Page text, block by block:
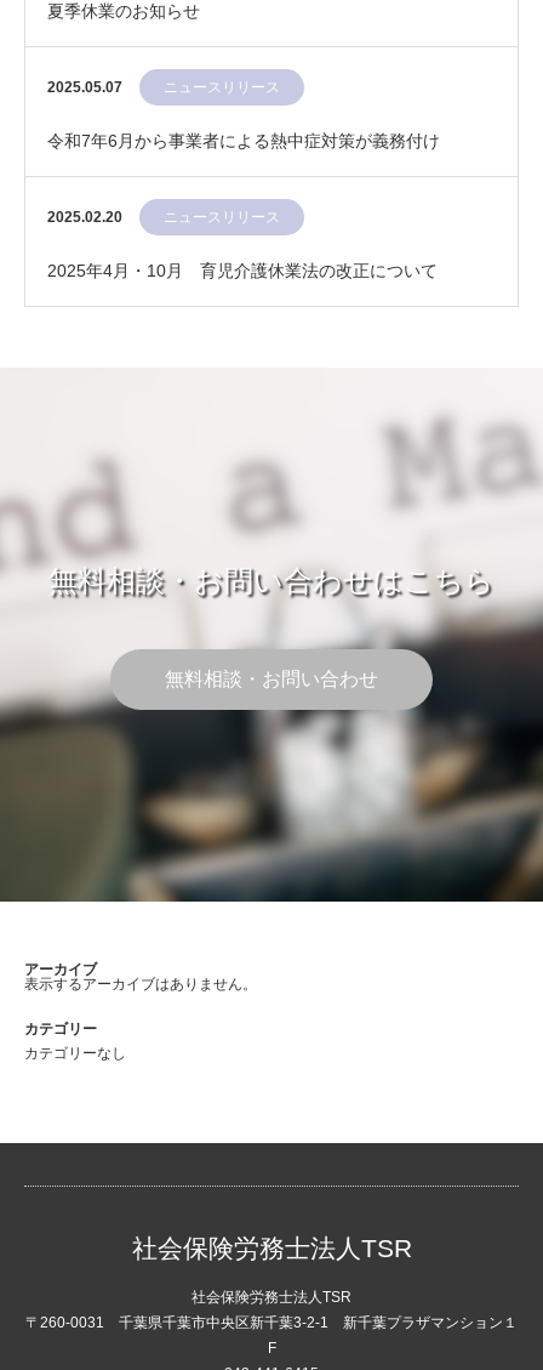
夏季休業のお知らせ
2025.05.07 ニュースリリース
令和7年6月から事業者による熱中症対策が義務付け
2025.02.20 ニュースリリース
2025年4月・10月 育児介護休業法の改正について
無料相談・お問い合わせはこちら
無料相談・お問い合わせ
アーカイブ
表示するアーカイブはありません。
カテゴリー
カテゴリーなし
社会保険労務士法人TSR
社会保険労務士法人TSR
〒260-0031 千葉県千葉市中央区新千葉3-2-1 新千葉プラザマンション１
F